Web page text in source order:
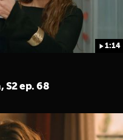
1:14
S2 ep. 68